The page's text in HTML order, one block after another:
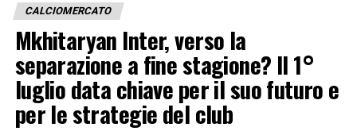
CALCIOMERCATO
Mkhitaryan Inter, verso la
separazione a fine stagione? Il 1°
luglio data chiave per il suo futuro e
per le strategie del club